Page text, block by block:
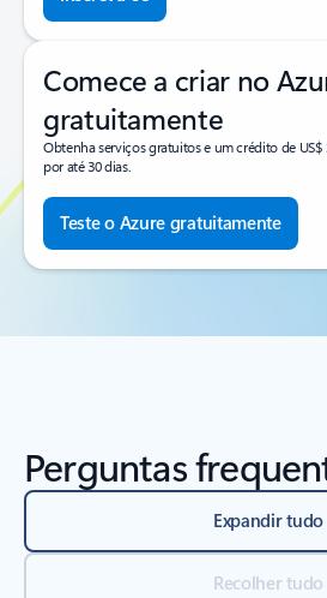
Comece a criar no
gratuitamente
Obtenha serviços gratuitos e um crédito de US$
por até 30 dias.
Teste o Azure gratuitamente
Perguntas
Expandir tudo
Recolher tudo